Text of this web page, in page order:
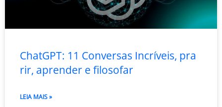
ChatGPT: 11 Conversas Incríveis, pra
rir, aprender e filosofar
LEIA MAIS »